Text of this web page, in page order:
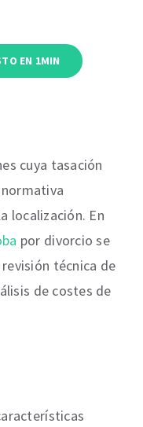
EN 1MIN
cuya tasación
localización. En
por divorcio se
técnica de
de costes de